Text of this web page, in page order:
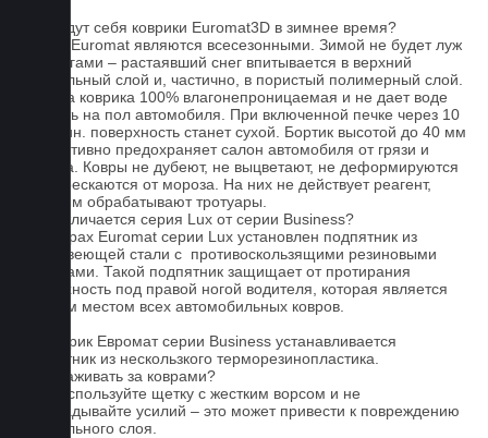
Как ведут себя коврики Euromat3D в зимнее время?
Ковры Euromat являются всесезонными. Зимой не будет луж
под ногами – растаявший снег впитывается в верхний
текстильный слой и, частично, в пористый полимерный слой.
Основа коврика 100% влагонепроницаемая и не дает воде
попасть на пол автомобиля. При включенной печке через 10
- 15 мин. поверхность станет сухой. Бортик высотой до 40 мм
эффективно предохраняет салон автомобиля от грязи и
мусора. Ковры не дубеют, не выцветают, не деформируются
и не трескаются от мороза. На них не действует реагент,
которым обрабатывают тротуары.
Чем отличается серия Lux от серии Business?
На коврах Euromat серии Lux установлен подпятник из
нержавеющей стали с противоскользящими резиновыми
вставками. Такой подпятник защищает от протирания
поверхность под правой ногой водителя, которая является
слабым местом всех автомобильных ковров.
На коврик Евромат серии Business устанавливается
подпятник из нескользкого терморезинопластика.
Как ухаживать за коврами?
1.Не используйте щетку с жестким ворсом и не
прикладывайте усилий – это может привести к повреждению
текстильного слоя.